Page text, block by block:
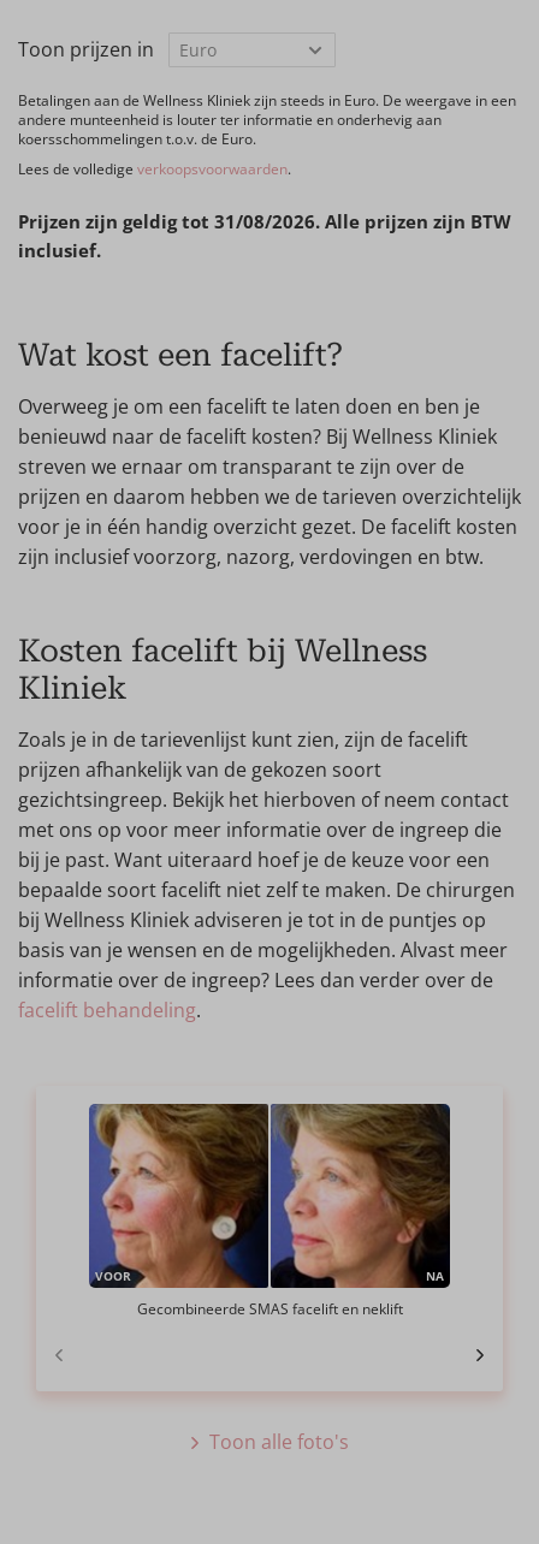
Toon prijzen in
Betalingen aan de Wellness Kliniek zijn steeds in Euro. De weergave in een
andere munteenheid is louter ter informatie en onderhevig aan
koersschommelingen t.o.v. de Euro.
Lees de volledige verkoopsvoorwaarden.
Prijzen zijn geldig tot 31/08/2026. Alle prijzen zijn BTW
inclusief.
Wat kost een facelift?
Overweeg je om een facelift te laten doen en ben je
benieuwd naar de facelift kosten? Bij Wellness Kliniek
streven we ernaar om transparant te zijn over de
prijzen en daarom hebben we de tarieven overzichtelijk
voor je in één handig overzicht gezet. De facelift kosten
zijn inclusief voorzorg, nazorg, verdovingen en btw.
Kosten facelift bij Wellness
Kliniek
Zoals je in de tarievenlijst kunt zien, zijn de facelift
prijzen afhankelijk van de gekozen soort
gezichtsingreep. Bekijk het hierboven of neem contact
met ons op voor meer informatie over de ingreep die
bij je past. Want uiteraard hoef je de keuze voor een
bepaalde soort facelift niet zelf te maken. De chirurgen
bij Wellness Kliniek adviseren je tot in de puntjes op
basis van je wensen en de mogelijkheden. Alvast meer
informatie over de ingreep? Lees dan verder over de
facelift behandeling.
VOOR NA
Gecombineerde SMAS facelift en neklift
Toon alle foto's